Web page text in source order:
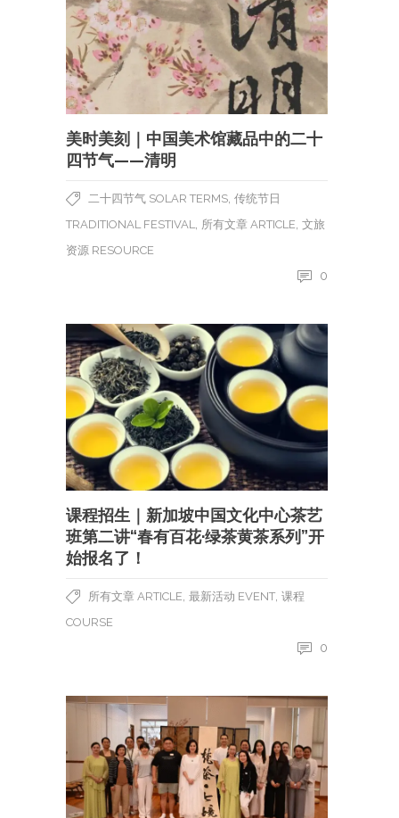
美时美刻｜中国美术馆藏品中的二十
四节气——清明
二十四节气 SOLAR TERMS 传统节日
TRADITIONAL FESTIVAL
所有文章 ARTICLE 文旅
资源 RESOURCE
0
课程招生｜新加坡中国文化中心茶艺
班第二讲“春有百花·绿茶黄茶系列”开
始报名了！
所有文章 ARTICLE 最新活动 EVENT 课程
COURSE
0